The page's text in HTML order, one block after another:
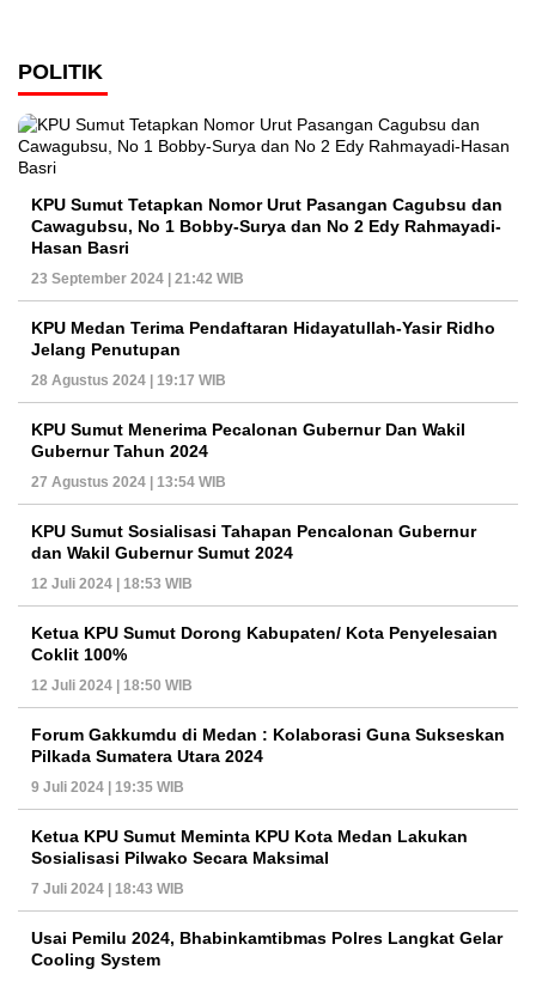
POLITIK
KPU Sumut Tetapkan Nomor Urut Pasangan Cagubsu dan
Cawagubsu, No 1 Bobby-Surya dan No 2 Edy Rahmayadi-
Hasan Basri
23 September 2024 | 21:42 WIB
KPU Medan Terima Pendaftaran Hidayatullah-Yasir Ridho
Jelang Penutupan
28 Agustus 2024 | 19:17 WIB
KPU Sumut Menerima Pecalonan Gubernur Dan Wakil
Gubernur Tahun 2024
27 Agustus 2024 | 13:54 WIB
KPU Sumut Sosialisasi Tahapan Pencalonan Gubernur
dan Wakil Gubernur Sumut 2024
12 Juli 2024 | 18:53 WIB
Ketua KPU Sumut Dorong Kabupaten/ Kota Penyelesaian
Coklit 100%
12 Juli 2024 | 18:50 WIB
Forum Gakkumdu di Medan : Kolaborasi Guna Sukseskan
Pilkada Sumatera Utara 2024
9 Juli 2024 | 19:35 WIB
Ketua KPU Sumut Meminta KPU Kota Medan Lakukan
Sosialisasi Pilwako Secara Maksimal
7 Juli 2024 | 18:43 WIB
Usai Pemilu 2024, Bhabinkamtibmas Polres Langkat Gelar
Cooling System